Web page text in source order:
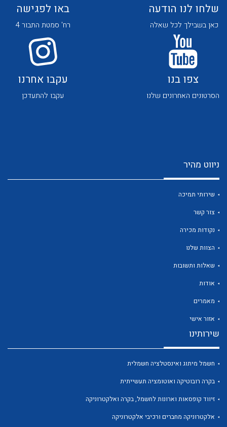
לכל מוצרי היצרן לכל מוצרי היצרן
שלחו לנו הודעה
כאן בשבילך לכל שאלה
באו לפגישה
רח' סמטת התבור 4
צפו בנו
הסרטונים האחרונים שלנו
עקבו אחרנו
עקבו להתעדכן
ניווט מהיר
שירותי תמיכה
צור קשר
נקודות מכירה
הצוות שלנו
שאלות ותשובות
אודות
מאמרים
אזור אישי
שירותינו
חשמל מיתוג ואינסטלציה חשמלית
בקרה רובוטיקה ואוטומציה תעשייתית
זיווד קופסאות וארונות לחשמל, בקרה ואלקטרוניקה
אלקטרוניקה מחברים ורכיבי אלקטרוניקה